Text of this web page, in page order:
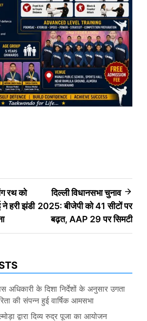
रथ को
हरी झंडी
दिल्ली विधानसभा चुनाव
2025: बीजेपी को 41 सीटों पर
बढ़त, AAP 29 पर सिमटी
अधिकारी के दिशा निर्देशों के अनुसार उगता
की संपन्न हुई वार्षिक आमसभा
द्वारा दिव्य रुद्र पूजा का आयोजन